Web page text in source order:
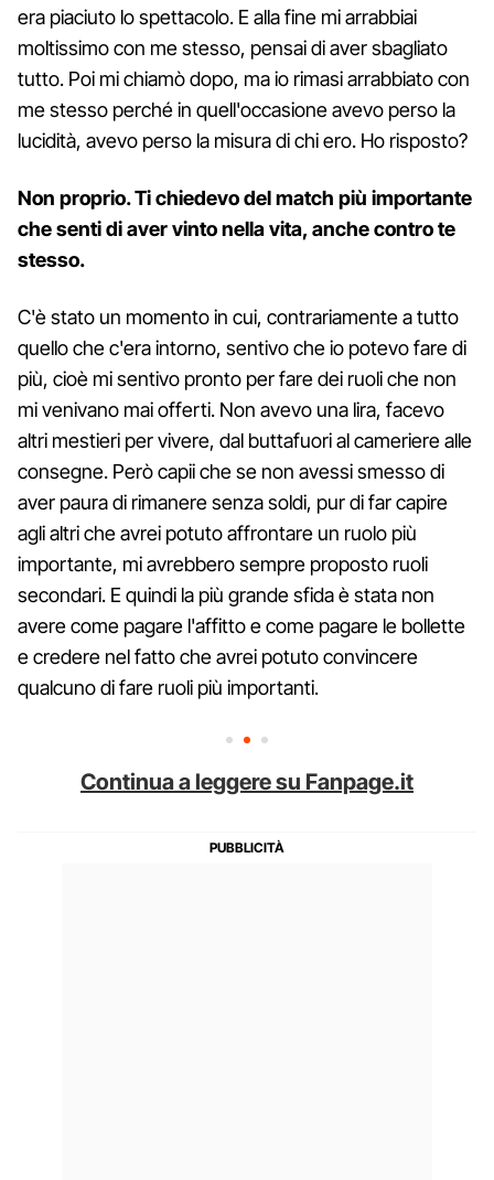
era piaciuto lo spettacolo. E alla fine mi arrabbiai
moltissimo con me stesso, pensai di aver sbagliato
tutto. Poi mi chiamò dopo, ma io rimasi arrabbiato con
me stesso perché in quell'occasione avevo perso la
lucidità, avevo perso la misura di chi ero. Ho risposto?
Non proprio. Ti chiedevo del match più importante
che senti di aver vinto nella vita, anche contro te
stesso.
C'è stato un momento in cui, contrariamente a tutto
quello che c'era intorno, sentivo che io potevo fare di
più, cioè mi sentivo pronto per fare dei ruoli che non
mi venivano mai offerti. Non avevo una lira, facevo
altri mestieri per vivere, dal buttafuori al cameriere alle
consegne. Però capii che se non avessi smesso di
aver paura di rimanere senza soldi, pur di far capire
agli altri che avrei potuto affrontare un ruolo più
importante, mi avrebbero sempre proposto ruoli
secondari. E quindi la più grande sfida è stata non
avere come pagare l'affitto e come pagare le bollette
e credere nel fatto che avrei potuto convincere
qualcuno di fare ruoli più importanti.
Continua a leggere su Fanpage.it